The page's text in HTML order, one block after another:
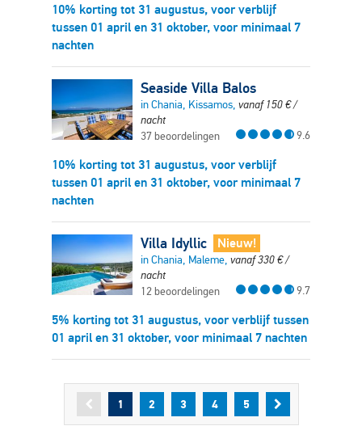
10% korting tot 31 augustus, voor verblijf
tussen 01 april en 31 oktober, voor minimaal 7
nachten
Seaside Villa Balos
in Chania, Kissamos, vanaf 150€/
nacht
37 beoordelingen
9.6
10% korting tot 31 augustus, voor verblijf
tussen 01 april en 31 oktober, voor minimaal 7
nachten
Villa Idyllic Nieuw!
in Chania, Maleme, vanaf330€/
nacht
12 beoordelingen
9.7
5% korting tot 31 augustus, voor verblijf tussen
01 april en 31 oktober, voor minimaal 7 nachten
1 2 3 4 5